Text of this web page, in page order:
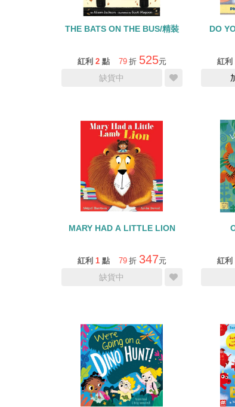
THE BATS ON THE BUS/精裝
紅利 2 點 79 折 525元
缺貨中
DO
紅利
MARY HAD A LITTLE LION
紅利 1 點 79 折 347元
缺貨中
紅利